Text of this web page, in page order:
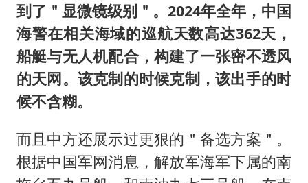
到了＂显微镜级别＂。2024年全年，中国
海警在相关海域的巡航天数高达362天，
船艇与无人机配合，构建了一张密不透风
的天网。该克制的时候克制，该出手的时
候不含糊。
而且中方还展示过更狠的＂备选方案＂。
根据中国军网消息，解放军海军下属的南